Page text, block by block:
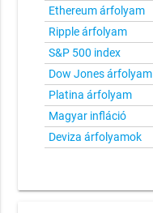
Ethereum árfolyam
Ripple árfolyam
S&P 500 index
Dow Jones árfolyam
Platina árfolyam
Magyar infláció
Deviza árfolyamok